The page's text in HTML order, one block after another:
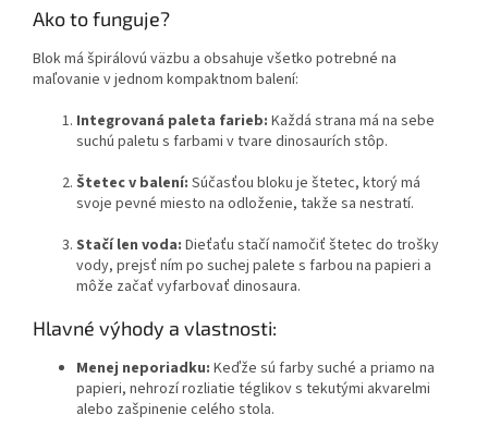
Ako to funguje?
Blok má špirálovú väzbu a obsahuje všetko potrebné na
maľovanie v jednom kompaktnom balení:
Integrovaná paleta farieb: Každá strana má na sebe
suchú paletu s farbami v tvare dinosaurích stôp.
Štetec v balení: Súčasťou bloku je štetec, ktorý má
svoje pevné miesto na odloženie, takže sa nestratí.
Stačí len voda: Dieťaťu stačí namočiť štetec do trošky
vody, prejsť ním po suchej palete s farbou na papieri a
môže začať vyfarbovať dinosaura.
Hlavné výhody a vlastnosti:
Menej neporiadku: Keďže sú farby suché a priamo na
papieri, nehrozí rozliatie téglikov s tekutými akvarelmi
alebo zašpinenie celého stola.